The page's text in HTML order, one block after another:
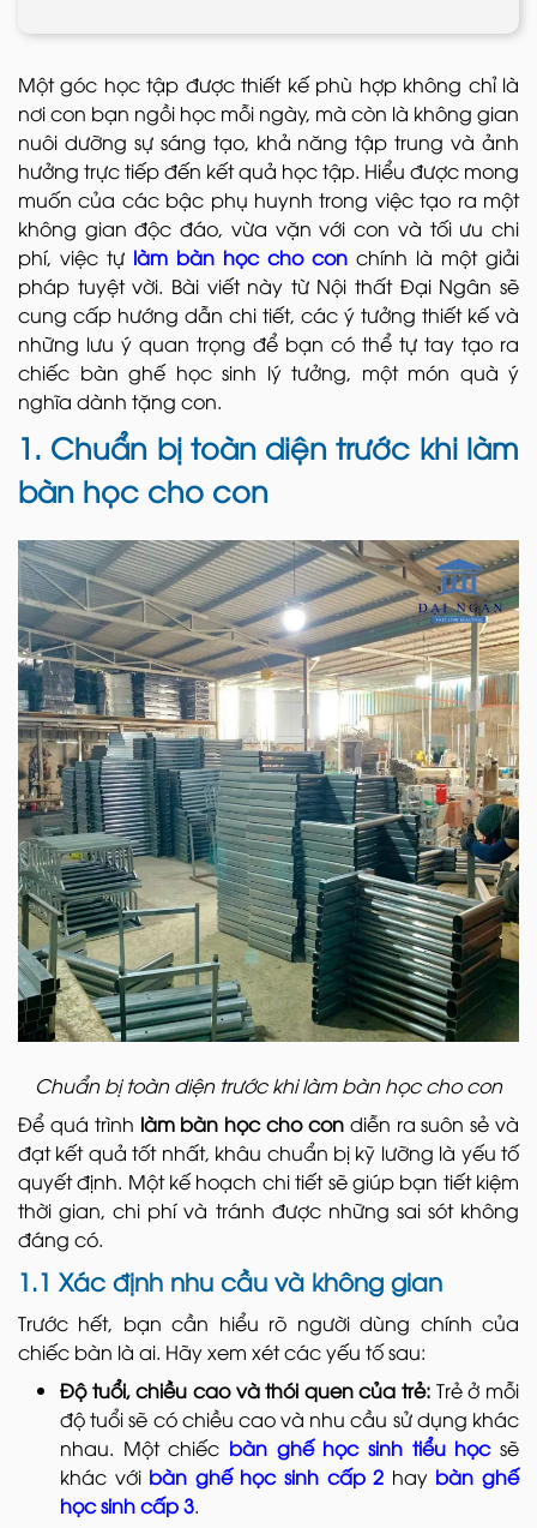
Một góc học tập được thiết kế phù hợp không chỉ là
nơi con bạn ngồi học mỗi ngày, mà còn là không gian
nuôi dưỡng sự sáng tạo, khả năng tập trung và ảnh
hưởng trực tiếp đến kết quả học tập. Hiểu được mong
muốn của các bậc phụ huynh trong việc tạo ra một
không gian độc đáo, vừa vặn với con và tối ưu chi
phí, việc tự làm bàn học cho con chính là một giải
pháp tuyệt vời. Bài viết này từ Nội thất Đại Ngân sẽ
cung cấp hướng dẫn chi tiết, các ý tưởng thiết kế và
những lưu ý quan trọng để bạn có thể tự tay tạo ra
chiếc bàn ghế học sinh lý tưởng, một món quà ý
nghĩa dành tặng con.
1. Chuẩn bị toàn diện trước khi làm
bàn học cho con
Chuẩn bị toàn diện trước khi làm bàn học cho con
Để quá trình làm bàn học cho condiễn ra suôn sẻ và
đạt kết quả tốt nhất, khâu chuẩn bị kỹ lưỡng là yếu tố
quyết định. Một kế hoạch chi tiết sẽ giúp bạn tiết kiệm
thời gian, chi phí và tránh được những sai sót không
đáng có.
1.1 Xác định nhu cầu và không gian
Trước hết, bạn cần hiểu rõ người dùng chính của
chiếc bàn là ai. Hãy xem xét các yếu tố sau:
Độ tuổi, chiều cao và thói quen của trẻ: Trẻ ở mỗi
độ tuổi sẽ có chiều cao và nhu cầu sử dụng khác
nhau. Một chiếc bàn ghế học sinh tiểu họcsẽ
khác với bàn ghế học sinh cấp 2 hay bàn ghế
học sinh cấp 3.